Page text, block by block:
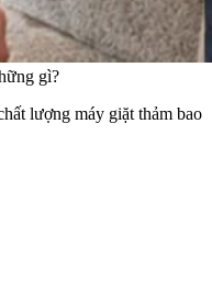
gì?
lượng máy giặt thảm bao